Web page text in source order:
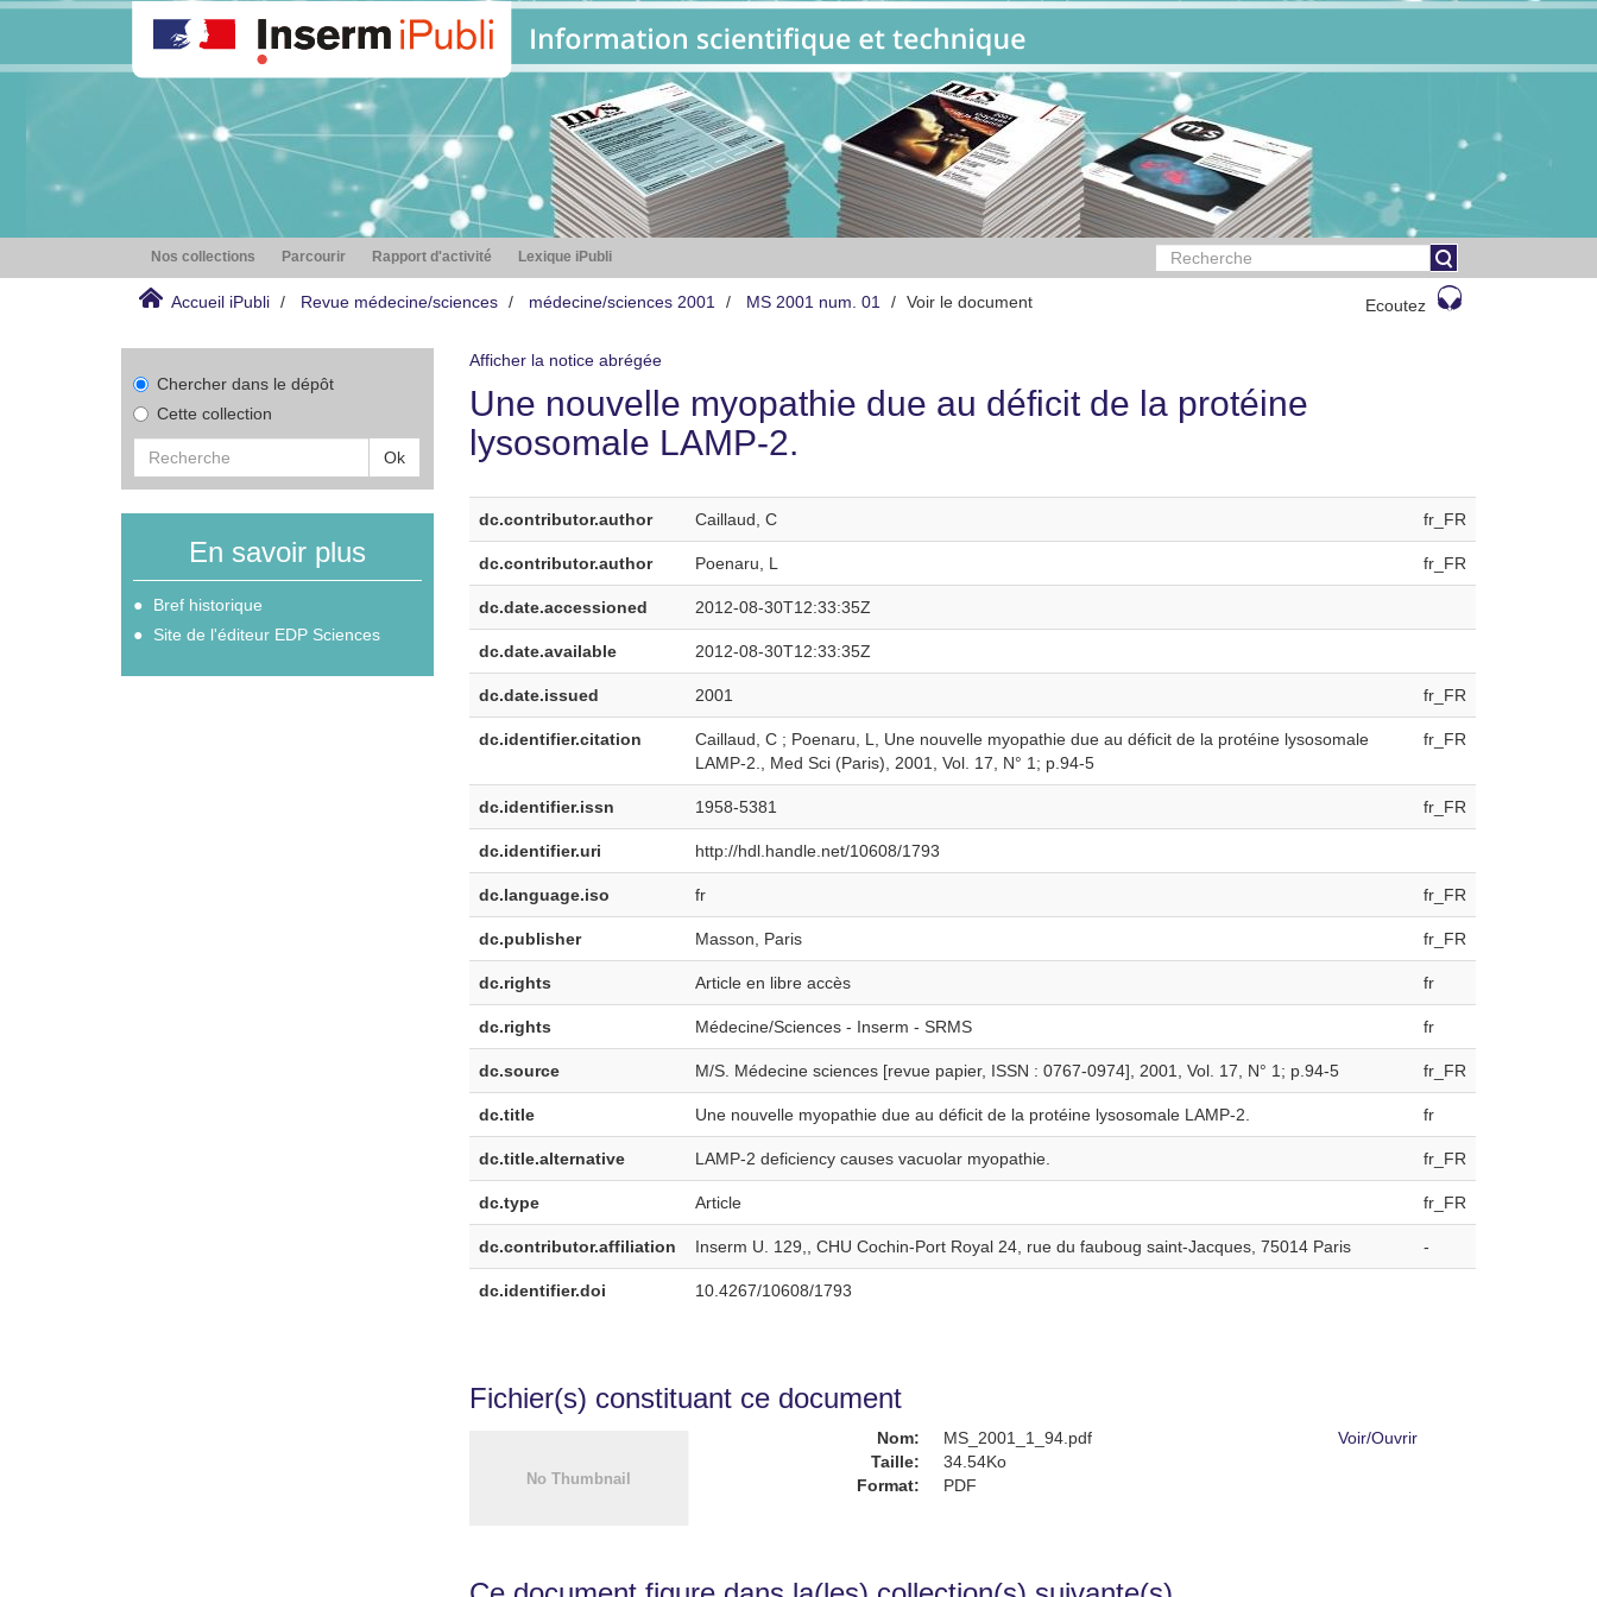
Nos collections Parcourir Rapport d'activité Lexique iPubli
Accueil iPubli Revue médecine/sciences médecine/sciences 2001 MS 2001 num. 01 Voir le document Ecoutez
Chercher dans le dépôt
Cette collection
Ok
En savoir plus
Bref historique
Site de l'éditeur EDP Sciences
Afficher la notice abrégée
Une nouvelle myopathie due au déficit de la protéine
lysosomale LAMP-2.
dc.contributor.author Caillaud, C fr_FR
dc.contributor.author Poenaru, L fr_FR
dc.date.accessioned 2012-08-30T12:33:35Z
dc.date.available 2012-08-30T12:33:35Z
dc.date.issued 2001 fr_FR
dc.identifier.citation
Caillaud, C ; Poenaru, L, Une nouvelle myopathie due au déficit de la protéine lysosomale
LAMP-2., Med Sci (Paris), 2001, Vol. 17, N° 1; p.94-5
fr_FR
dc.identifier.issn 1958-5381 fr_FR
dc.identifier.uri http://hdl.handle.net/10608/1793
dc.language.iso fr fr_FR
dc.publisher Masson, Paris fr_FR
dc.rights Article en libre accès fr
dc.rights Médecine/Sciences - Inserm - SRMS fr
dc.source M/S. Médecine sciences [revue papier, ISSN : 0767-0974], 2001, Vol. 17, N° 1; p.94-5 fr_FR
dc.title Une nouvelle myopathie due au déficit de la protéine lysosomale LAMP-2. fr
dc.title.alternative LAMP-2 deficiency causes vacuolar myopathie. fr_FR
dc.type Article fr_FR
dc.contributor.affiliation Inserm U. 129,, CHU Cochin-Port Royal 24, rue du fauboug saint-Jacques, 75014 Paris -
dc.identifier.doi 10.4267/10608/1793
Fichier(s) constituant ce document
Nom:
MS_2001_1_94.pdf
Taille:
34.54Ko
Format:
PDF
Voir/Ouvrir